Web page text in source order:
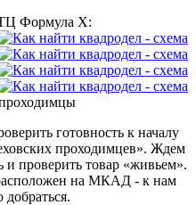
Формула Х:
готовность к началу
проходимцев». Ждем
и проверить товар «живьем».
на МКАД - к нам
добраться.